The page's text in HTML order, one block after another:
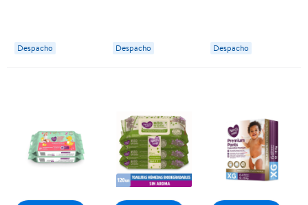
Despacho
Parent's Choice
Despacho
Pack
Despacho